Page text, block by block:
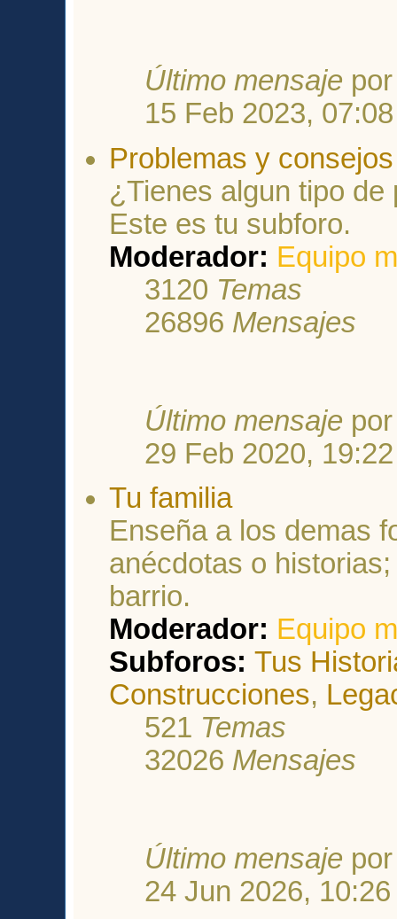
Último mensaje
15 Feb 2023, 07:08
Problemas y
¿Tienes algun tipo
Este es tu subforo.
Moderador: Equipo
3120 Temas
26896 Mensajes
Último mensaje
29 Feb 2020, 19:22
Tu familia
Enseña a los demas
anécdotas o
barrio.
Moderador: Equipo
Subforos:Tus
Construcciones,
521 Temas
32026 Mensajes
Último mensaje
24 Jun 2026, 10:26